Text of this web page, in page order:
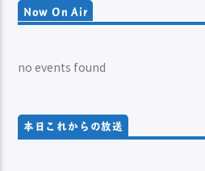
Now On Air
no events found
本日これからの放送